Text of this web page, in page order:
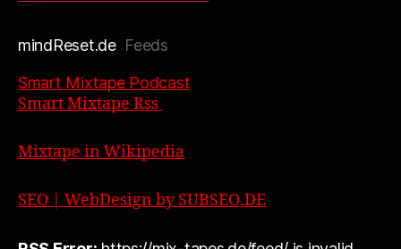
mindReset.deFeeds
Smart Mixtape Podcast
Smart Mixtape Rss
Mixtape in Wikipedia
SEO | WebDesign by SUBSEO,DE